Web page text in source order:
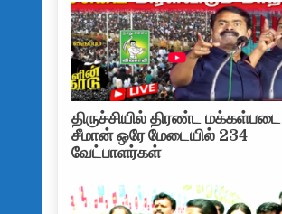
திருச்சியில் திரண்ட மக்கள்படை
சீமான் ஒரே மேடையில் 234
வேட்பாளர்கள்